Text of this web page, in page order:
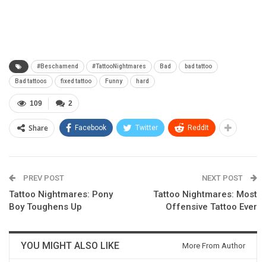
#Beschamend #TattooNightmares Bad bad tattoo
Bad tattoos fixed tattoo Funny hard
2
109
Share Facebook Twitter ReddIt
PREV POST
Tattoo Nightmares: Pony
Boy Toughens Up
NEXT POST
Tattoo Nightmares: Most
Offensive Tattoo Ever
YOU MIGHT ALSO LIKE More From Author